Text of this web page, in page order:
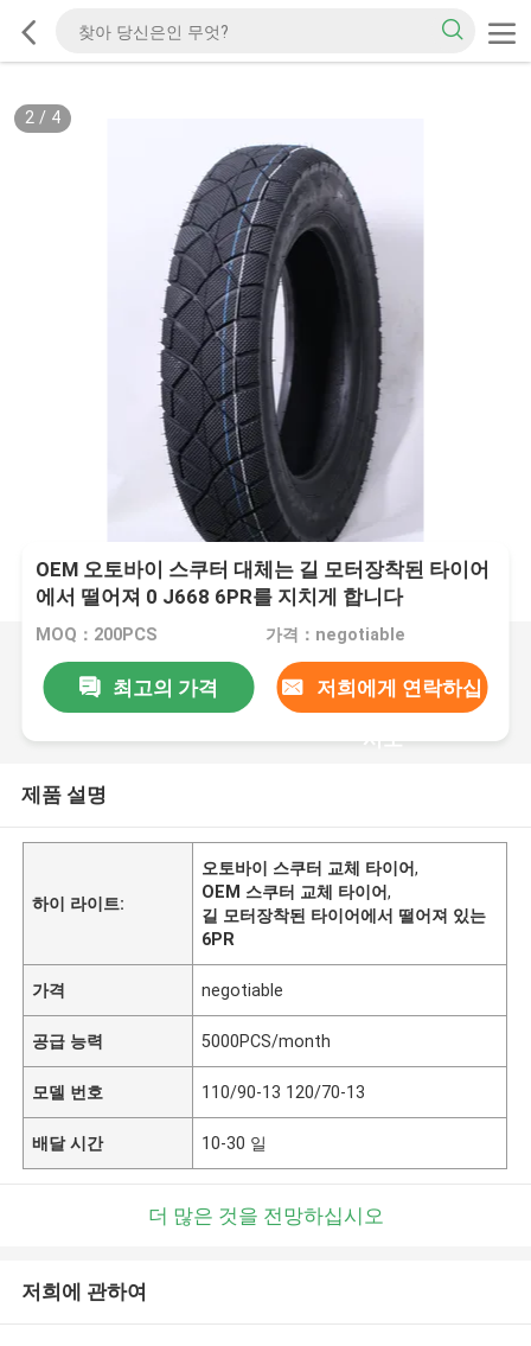
2/ 4
OEM 오토바이 스쿠터 대체는 길 모터장착된 타이어
에서 떨어져 0 J668 6PR를 지치게 합니다
MOQ：200PCS 가격：negotiable
최고의 가격 저희에게 연락하십
시오
제품 설명
하이 라이트:
오토바이 스쿠터 교체 타이어,
OEM 스쿠터 교체 타이어,
길 모터장착된 타이어에서 떨어져 있는
6PR
가격 negotiable
공급 능력 5000PCS/month
모델 번호 110/90-13 120/70-13
배달 시간 10-30 일
더 많은 것을 전망하십시오
저희에 관하여